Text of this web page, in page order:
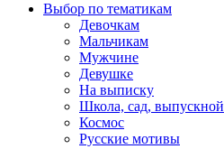
Выбор по тематикам
Девочкам
Мальчикам
Мужчине
Девушке
На выписку
Школа, сад, выпускной
Космос
Русские мотивы